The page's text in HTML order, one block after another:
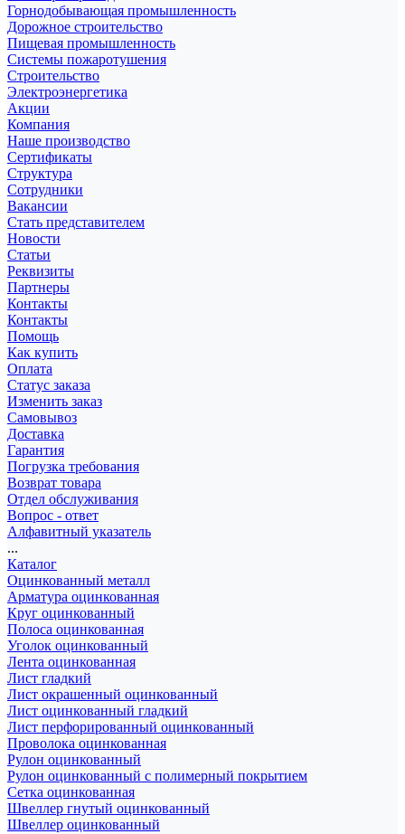
Горнодобывающая промышленность
Дорожное строительство
Пищевая промышленность
Системы пожаротушения
Строительство
Электроэнергетика
Акции
Компания
Наше производство
Сертификаты
Структура
Сотрудники
Вакансии
Стать представителем
Новости
Статьи
Реквизиты
Партнеры
Контакты
Контакты
Помощь
Как купить
Оплата
Статус заказа
Изменить заказ
Самовывоз
Доставка
Гарантия
Погрузка требования
Возврат товара
Отдел обслуживания
Вопрос - ответ
Алфавитный указатель
...
Каталог
Оцинкованный металл
Арматура оцинкованная
Круг оцинкованный
Полоса оцинкованная
Уголок оцинкованный
Лента оцинкованная
Лист гладкий
Лист окрашенный оцинкованный
Лист оцинкованный гладкий
Лист перфорированный оцинкованный
Проволока оцинкованная
Рулон оцинкованный
Рулон оцинкованный с полимерный покрытием
Сетка оцинкованная
Швеллер гнутый оцинкованный
Швеллер оцинкованный